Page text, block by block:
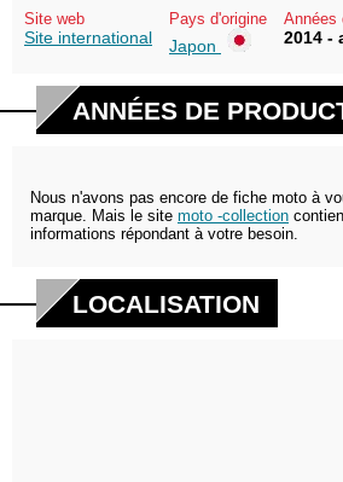
Site web
Site international
Pays d'origine
Japon
Années
2014 -
ANNÉES DE
Nous n'avons pas encore de fiche moto à
marque. Mais le site moto -collection
informations répondant à votre besoin.
LOCALISATION